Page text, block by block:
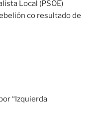
Local (PSOE)
co resultado de
“Izquierda